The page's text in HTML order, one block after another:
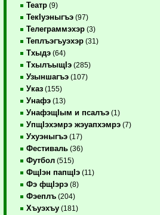
Театр (9)
ТекIуэныгъэ (97)
Телеграммэхэр (3)
Теплъэгъуэхэр (31)
Тхыдэ (64)
ТхылъыщIэ (285)
Узыншагъэ (107)
Указ (155)
Унафэ (13)
УнафэщIым и псалъэ (1)
УпщIэхэмрэ жэуапхэмрэ (7)
Ухуэныгъэ (17)
Фестиваль (36)
Футбол (515)
ФщIэн папщIэ (11)
Фэ фщIэрэ (8)
Фэеплъ (204)
Хъуэхъу (181)